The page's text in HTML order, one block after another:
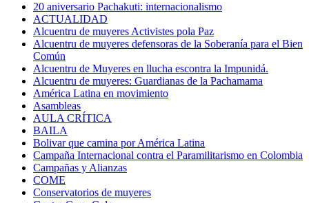
20 aniversario Pachakuti: internacionalismo
ACTUALIDAD
Alcuentru de muyeres Activistes pola Paz
Alcuentru de muyeres defensoras de la Soberanía para el Bien
Común
Alcuentru de Muyeres en llucha escontra la Impunidá.
Alcuentru de muyeres: Guardianas de la Pachamama
América Latina en movimiento
Asambleas
AULA CRÍTICA
BAILA
Bolivar que camina por América Latina
Campaña Internacional contra el Paramilitarismo en Colombia
Campañas y Alianzas
COME
Conservatorios de muyeres